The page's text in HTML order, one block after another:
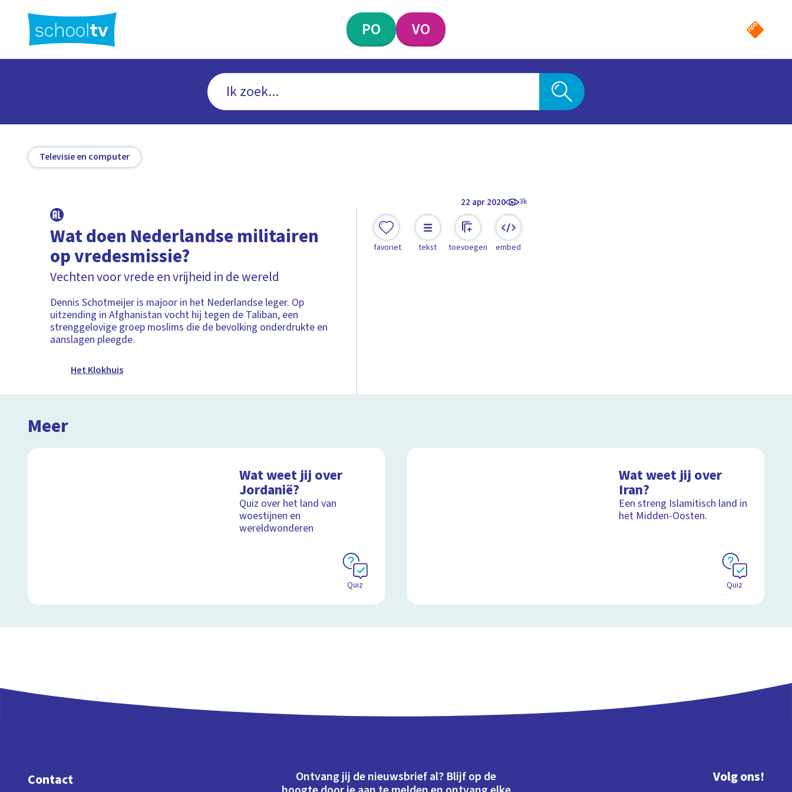
hoofdinhoud
PO VO
Televisie en computer
22 apr 2020 3k
Wat doen Nederlandse militairen
op vredesmissie?
Vechten voor vrede en vrijheid in de wereld
Dennis Schotmeijer is majoor in het Nederlandse leger. Op
uitzending in Afghanistan vocht hij tegen de Taliban, een
strenggelovige groep moslims die de bevolking onderdrukte en
aanslagen pleegde.
Het Klokhuis
favoriet tekst toevoegen embed
Meer
Wat weet jij over
Jordanië?
Quiz over het land van
woestijnen en
wereldwonderen
Quiz
Wat weet jij over
Iran?
Een streng Islamitisch land in
het Midden-Oosten.
Quiz
Contact
Ontvang jij de nieuwsbrief al? Blijf op de
Volg ons!